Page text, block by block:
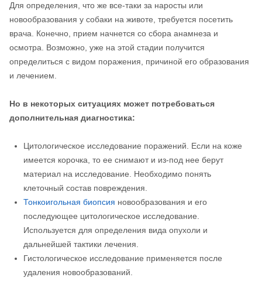
Для определения, что же все-таки за наросты или
новообразования у собаки на животе, требуется посетить
врача. Конечно, прием начнется со сбора анамнеза и
осмотра. Возможно, уже на этой стадии получится
определиться с видом поражения, причиной его образования
и лечением.
Но в некоторых ситуациях может потребоваться
дополнительная диагностика:
Цитологическое исследование поражений. Если на коже
имеется корочка, то ее снимают и из-под нее берут
материал на исследование. Необходимо понять
клеточный состав повреждения.
Тонкоигольная биопсия новообразования и его
последующее цитологическое исследование.
Используется для определения вида опухоли и
дальнейшей тактики лечения.
Гистологическое исследование применяется после
удаления новообразований.